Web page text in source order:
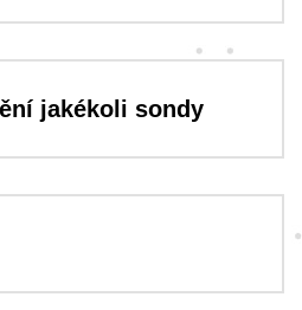
jakékoli sondy